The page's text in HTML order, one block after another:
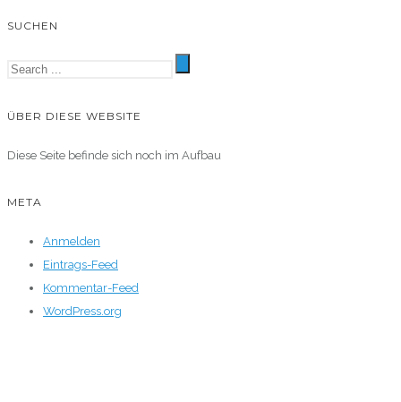
SUCHEN
ÜBER DIESE WEBSITE
Diese Seite befinde sich noch im Aufbau
META
Anmelden
Eintrags-Feed
Kommentar-Feed
WordPress.org